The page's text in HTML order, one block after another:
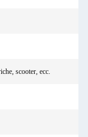
scooter, ecc.